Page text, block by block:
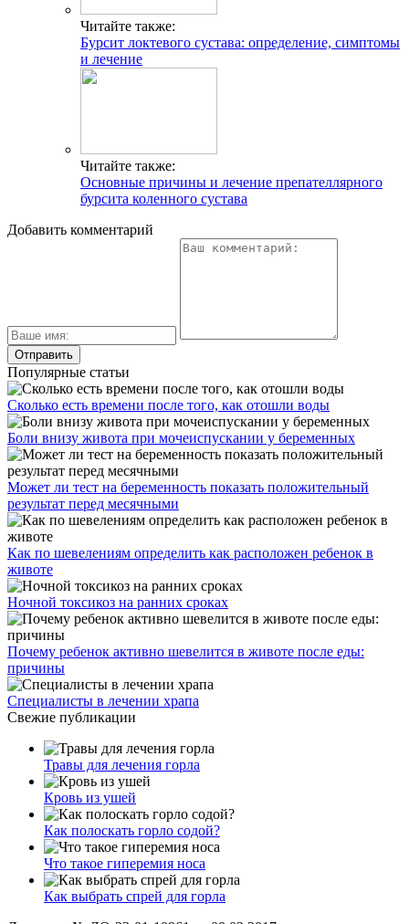
Читайте также:
Бурсит локтевого сустава: определение, симптомы
и лечение
Читайте также:
Основные причины и лечение препателлярного
бурсита коленного сустава
Добавить комментарий
Популярные статьи
Сколько есть времени после того, как отошли воды
Боли внизу живота при мочеиспускании у беременных
Может ли тест на беременность показать положительный
результат перед месячными
Как по шевелениям определить как расположен ребенок в
животе
Ночной токсикоз на ранних сроках
Почему ребенок активно шевелится в животе после еды:
причины
Специалисты в лечении храпа
Свежие публикации
Травы для лечения горла
Кровь из ушей
Как полоскать горло содой?
Что такое гиперемия носа
Как выбрать спрей для горла